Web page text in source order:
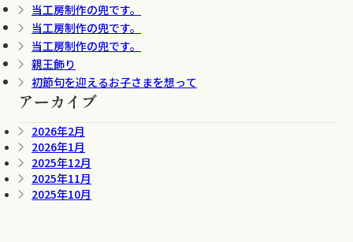
当工房制作の兜です。
当工房制作の兜です。
当工房制作の兜です。
親王飾り
初節句を迎えるお子さまを想って
アーカイブ
2026年2月
2026年1月
2025年12月
2025年11月
2025年10月